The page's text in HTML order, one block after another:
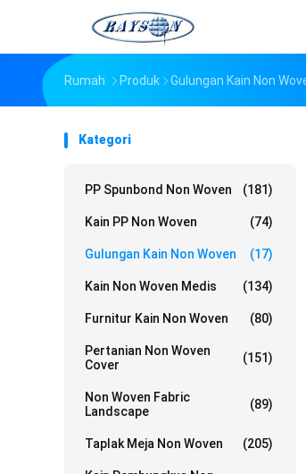
Rumah Produk Gulungan Kain Non
Kategori
PP Spunbond Non Woven (181)
Kain PP Non Woven (74)
Gulungan Kain Non Woven (17)
Kain Non Woven Medis (134)
Furnitur Kain Non Woven (80)
Pertanian Non Woven
Cover
(151)
Non Woven Fabric
Landscape
(89)
Taplak Meja Non Woven (205)